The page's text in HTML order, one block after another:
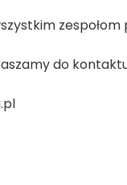
do kontaktu